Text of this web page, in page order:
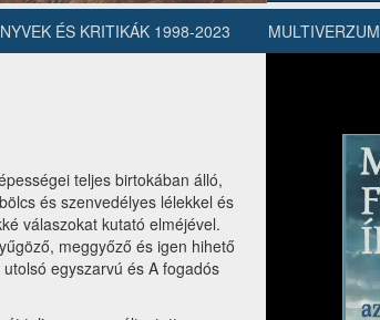
ÉS KRITIKÁK 1998-2023 MULTIVERZUM
teljes birtokában álló,
és szenvedélyes lélekkel és
válaszokat kutató elméjével.
meggyőző és igen hihető
egyszarvú és A fogadós